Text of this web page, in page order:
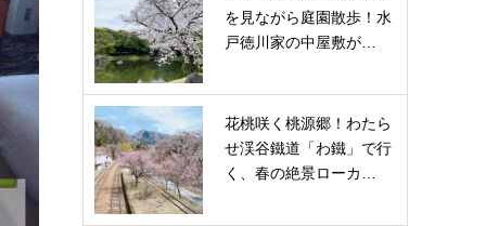
を見ながら庭園散歩！水
戸徳川家の中屋敷が…
花桃咲く桃源郷！わたら
せ渓谷鐵道「わ鐵」で行
く、春の絶景ローカ…